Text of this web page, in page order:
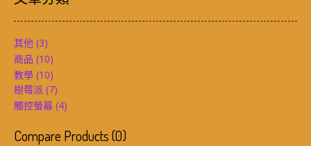
其他 (3)
商品 (10)
教學 (10)
樹莓派 (7)
觸控螢幕 (4)
Compare Products(0)